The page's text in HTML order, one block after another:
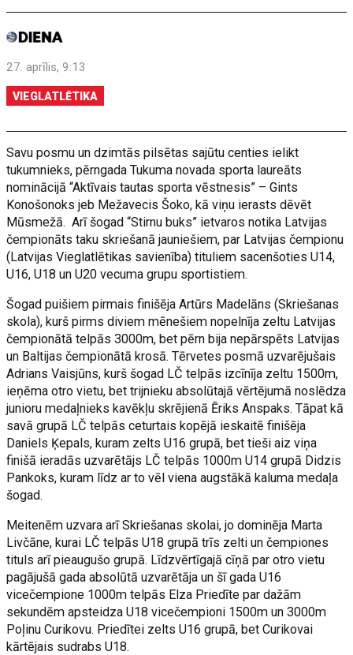
27. aprīlis, 9:13
VIEGLATLĒTIKA
Savu posmu un dzimtās pilsētas sajūtu centies ielikt
tukumnieks, pērngada Tukuma novada sporta laureāts
nominācijā “Aktīvais tautas sporta vēstnesis” – Gints
Konošonoks jeb Mežavecis Šoko, kā viņu ierasts dēvēt
Mūsmežā. Arī šogad “Stirnu buks” ietvaros notika Latvijas
čempionāts taku skriešanā jauniešiem, par Latvijas čempionu
(Latvijas Vieglatlētikas savienība) tituliem sacenšoties U14,
U16, U18 un U20 vecuma grupu sportistiem.
Šogad puišiem pirmais finišēja Artūrs Madelāns (Skriešanas
skola), kurš pirms diviem mēnešiem nopelnīja zeltu Latvijas
čempionātā telpās 3000m, bet pērn bija nepārspēts Latvijas
un Baltijas čempionātā krosā. Tērvetes posmā uzvarējušais
Adrians Vaisjūns, kurš šogad LČ telpās izcīnīja zeltu 1500m,
ieņēma otro vietu, bet trijnieku absolūtajā vērtējumā noslēdza
junioru medaļnieks kavēkļu skrējienā Ēriks Anspaks. Tāpat kā
savā grupā LČ telpās ceturtais kopējā ieskaitē finišēja
Daniels Ķepals, kuram zelts U16 grupā, bet tieši aiz viņa
finišā ieradās uzvarētājs LČ telpās 1000m U14 grupā Didzis
Pankoks, kuram līdz ar to vēl viena augstākā kaluma medaļa
šogad.
Meitenēm uzvara arī Skriešanas skolai, jo dominēja Marta
Livčāne, kurai LČ telpās U18 grupā trīs zelti un čempiones
tituls arī pieaugušo grupā. Līdzvērtīgajā cīņā par otro vietu
pagājušā gada absolūtā uzvarētāja un šī gada U16
vicečempione 1000m telpās Elza Priedīte par dažām
sekundēm apsteidza U18 vicečempioni 1500m un 3000m
Poļinu Curikovu. Priedītei zelts U16 grupā, bet Curikovai
kārtējais sudrabs U18.